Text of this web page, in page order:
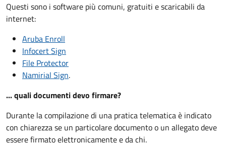
Questi sono i software più comuni, gratuiti e scaricabili da
internet:
Aruba Enroll
Infocert Sign
File Protector
Namirial Sign.
... quali documenti devo firmare?
Durante la compilazione di una pratica telematica è indicato
con chiarezza se un particolare documento o un allegato deve
essere firmato elettronicamente e da chi.